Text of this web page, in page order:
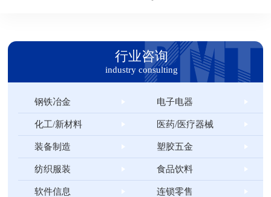
行业咨询
industry consulting
钢铁冶金 电子电器
化工/新材料 医药/医疗器械
装备制造 塑胶五金
纺织服装 食品饮料
软件信息 连锁零售